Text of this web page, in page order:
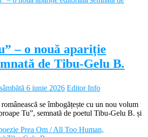
– o nouă apariție
de Tibu-Gelu B.
sâmbătă 6 iunie 2026 Editor Info
se îmbogățește cu un nou volum
Tu”, semnată de poetul Tibu-Gelu B. și